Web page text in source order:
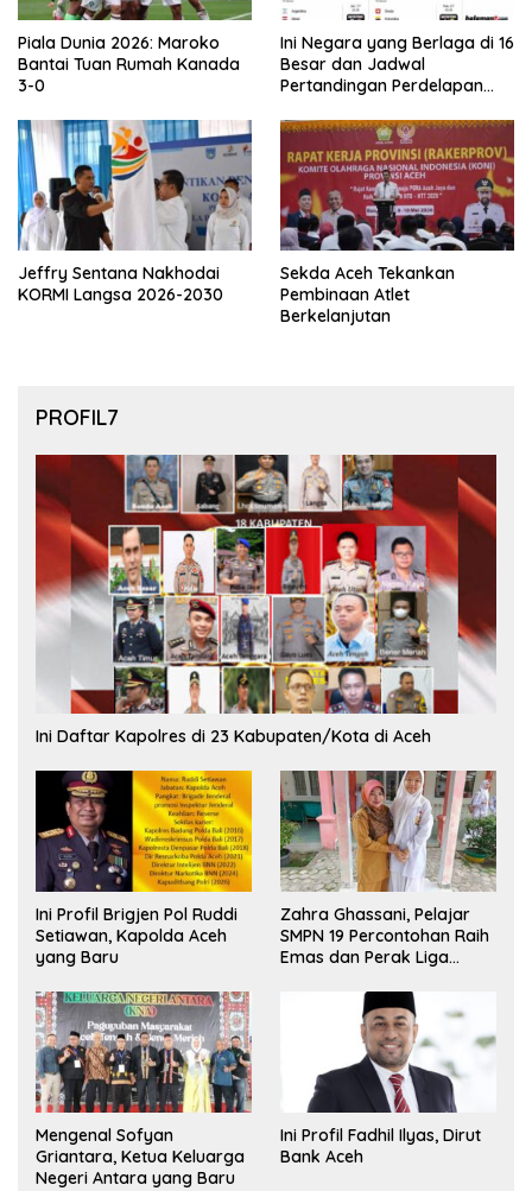
Piala Dunia 2026: Maroko
Bantai Tuan Rumah Kanada
3-0
Ini Negara yang Berlaga di 16
Besar dan Jadwal
Pertandingan Perdelapan
Jeffry Sentana Nakhodai
KORMI Langsa 2026-2030
Sekda Aceh Tekankan
Pembinaan Atlet
Berkelanjutan
PROFIL7
Ini Daftar Kapolres di 23 Kabupaten/Kota di Aceh
Ini Profil Brigjen Pol Ruddi
Setiawan, Kapolda Aceh
yang Baru
Zahra Ghassani, Pelajar
SMPN 19 Percontohan Raih
Emas dan Perak Liga
Mengenal Sofyan
Griantara, Ketua Keluarga
Negeri Antara yang Baru
Ini Profil Fadhil Ilyas, Dirut
Bank Aceh